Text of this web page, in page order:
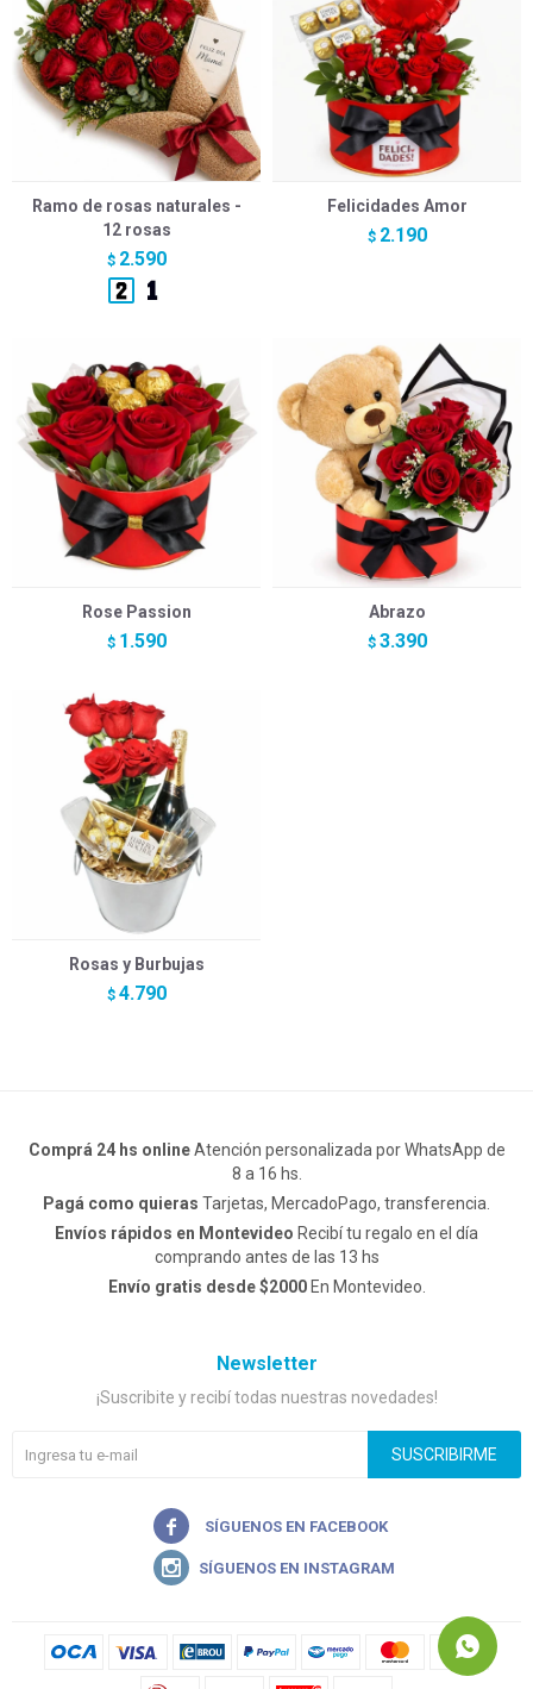
Ramo de rosas naturales -
12 rosas
$ 2.590
Felicidades Amor
$ 2.190
Rose Passion
$ 1.590
Abrazo
$ 3.390
Rosas y Burbujas
$ 4.790
Comprá 24 hs onlineAtención personalizada por WhatsApp de
8 a 16 hs.
Pagá como quieras Tarjetas, MercadoPago, transferencia.
Envíos rápidos en Montevideo Recibí tu regalo en el día
comprando antes de las 13 hs
Envío gratis desde $2000En Montevideo.
Newsletter
¡Suscribite y recibí todas nuestras novedades!
SUSCRIBIRME

